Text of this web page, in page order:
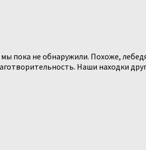
пока не обнаружили. Похоже,
Наши находки